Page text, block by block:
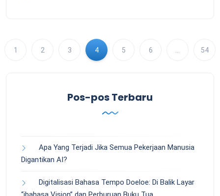
1 2 3 4 5 6 54
Pos-pos Terbaru
Apa Yang Terjadi Jika Semua Pekerjaan Manusia
Digantikan AI?
Digitalisasi Bahasa Tempo Doeloe: Di Balik Layar